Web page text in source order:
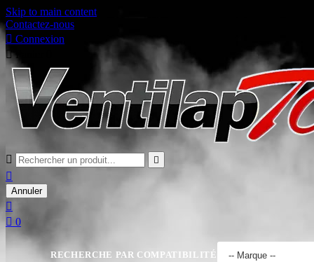
Skip to main content
Contactez-nous
 Connexion
 Panier
 

Annuler

 0
RECHERCHE PAR COMPATIBILITÉ